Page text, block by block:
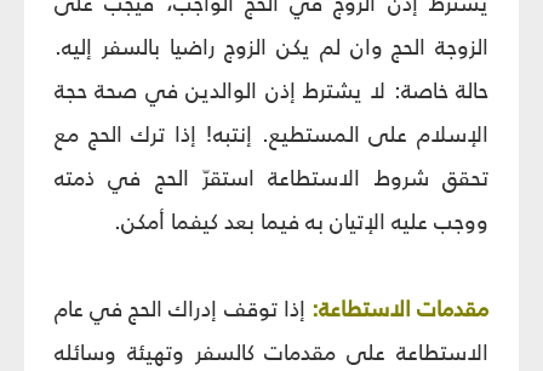
الزوجة الحج وان لم يكن الزوج راضيا بالسفر إليه.
حالة خاصة: لا يشترط إذن الوالدين في صحة حجة
الإسلام على المستطيع. إنتبه! إذا ترك الحج مع
تحقق شروط الاستطاعة استقرّ الحج في ذمته
ووجب عليه الإتيان به فيما بعد كيفما أمكن.
مقدمات الاستطاعة: إذا توقف إدراك الحج في عام
الاستطاعة على مقدمات كالسفر وتهيئة وسائله